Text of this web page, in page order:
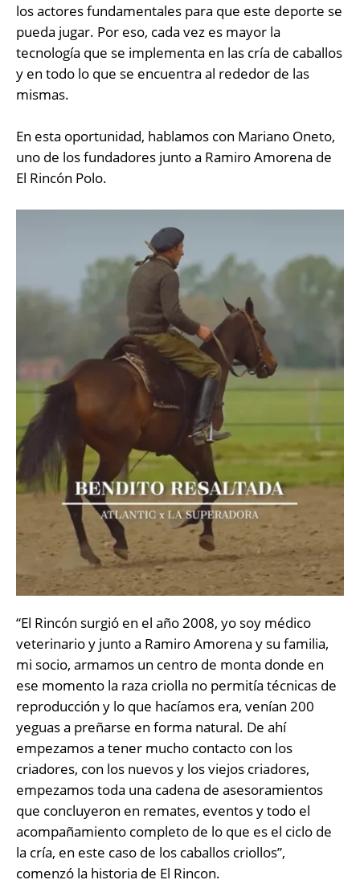
los actores fundamentales para que este deporte se
pueda jugar. Por eso, cada vez es mayor la
tecnología que se implementa en las cría de caballos
y en todo lo que se encuentra al rededor de las
mismas.
En esta oportunidad, hablamos con Mariano Oneto,
uno de los fundadores junto a Ramiro Amorena de
El Rincón Polo.
“El Rincón surgió en el año 2008, yo soy médico
veterinario y junto a Ramiro Amorena y su familia,
mi socio, armamos un centro de monta donde en
ese momento la raza criolla no permitía técnicas de
reproducción y lo que hacíamos era, venían 200
yeguas a preñarse en forma natural. De ahí
empezamos a tener mucho contacto con los
criadores, con los nuevos y los viejos criadores,
empezamos toda una cadena de asesoramientos
que concluyeron en remates, eventos y todo el
acompañamiento completo de lo que es el ciclo de
la cría, en este caso de los caballos criollos”,
comenzó la historia de El Rincon.